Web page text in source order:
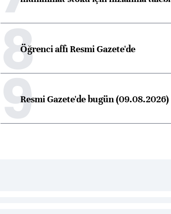
8Öğrenci affı Resmi Gazete'de
9Resmi Gazete'de bugün (09.08.2026)